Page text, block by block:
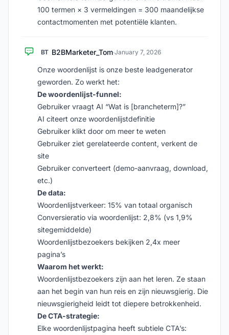
100 termen × 3 vermeldingen = 300 maandelijkse
contactmomenten met potentiële klanten.
BT B2BMarketer_Tom·January 7, 2026
Onze woordenlijst is onze beste leadgenerator
geworden. Zo werkt het:
De woordenlijst-funnel:
Gebruiker vraagt AI “Wat is [brancheterm]?”
AI citeert onze woordenlijstdefinitie
Gebruiker klikt door om meer te weten
Gebruiker ziet gerelateerde content, verkent de
site
Gebruiker converteert (demo-aanvraag, download,
etc.)
De data:
Woordenlijstverkeer: 15% van totaal organisch
Conversieratio via woordenlijst: 2,8% (vs 1,9%
sitegemiddelde)
Woordenlijstbezoekers bekijken 2,4x meer
pagina’s
Waarom het werkt:
Woordenlijstbezoekers zijn aan het leren. Ze staan
aan het begin van hun reis en zijn nieuwsgierig. Die
nieuwsgierigheid leidt tot diepere betrokkenheid.
De CTA-strategie:
Elke woordenlijstpagina heeft subtiele CTA’s: